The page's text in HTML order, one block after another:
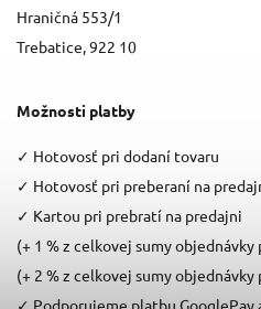
Hraničná 553/1
Trebatice, 922 10
Možnosti platby
✓ Hotovosť pri dodaní tovaru
✓ Hotovosť pri preberaní na
✓ Kartou pri prebratí na predajni
(+ 1 % z celkovej sumy
(+ 2 % z celkovej sumy
✓ Podporujeme platbu GooglePay